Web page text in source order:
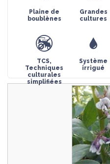
Plaine de
boublènes
Grandes
cultures
TCS,
Techniques
culturales
simplifiées
Système
irrigué